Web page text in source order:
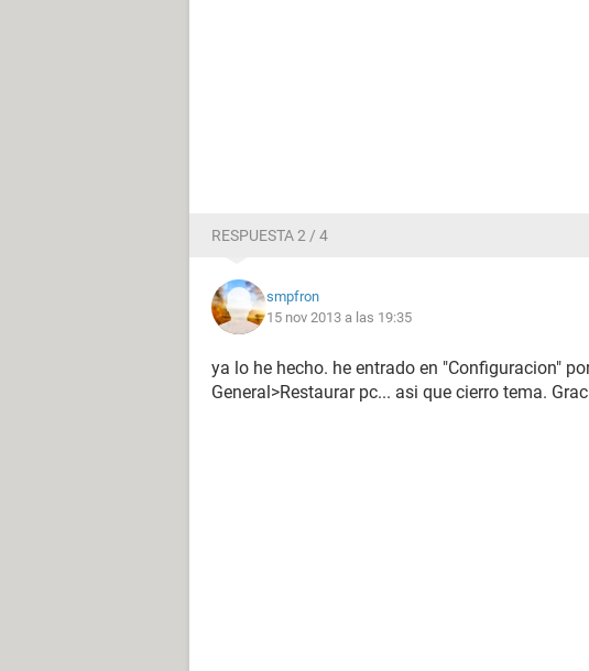
RESPUESTA 2 / 4
smpfron
15 nov 2013 a las 19:35
ya lo he hecho. he entrado en "Configuracion"
General>Restaurar pc... asi que cierro tema.